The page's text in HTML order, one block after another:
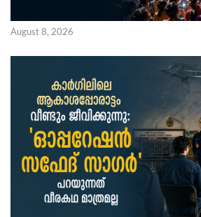
August 8, 2026